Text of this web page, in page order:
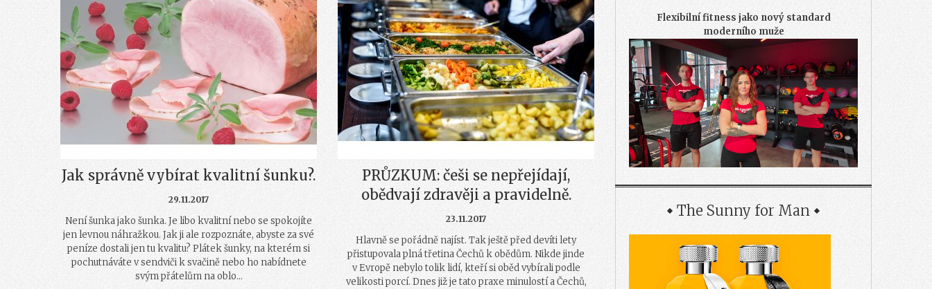
Jak správně vybírat kvalitní šunku?.
29.11.2017
Není šunka jako šunka. Je libo kvalitní nebo se spokojíte
jen levnou náhražkou. Jak ji ale rozpoznáte, abyste za své
peníze dostali jen tu kvalitu? Plátek šunky, na kterém si
pochutnáváte v sendviči k svačině nebo ho nabídnete
svým přátelům na oblo...
PRŮZKUM: češi se nepřejídají,
obědvají zdravěji a pravidelně.
23.11.2017
Hlavně se pořádně najíst. Tak ještě před devíti lety
přistupovala plná třetina Čechů k obědům. Nikde jinde
v Evropě nebylo tolik lidí, kteří si oběd vybírali podle
velikosti porcí. Dnes již je tato praxe minulostí a Čechů,
Flexibilní fitness jako nový standard
moderního muže
The Sunny for Man